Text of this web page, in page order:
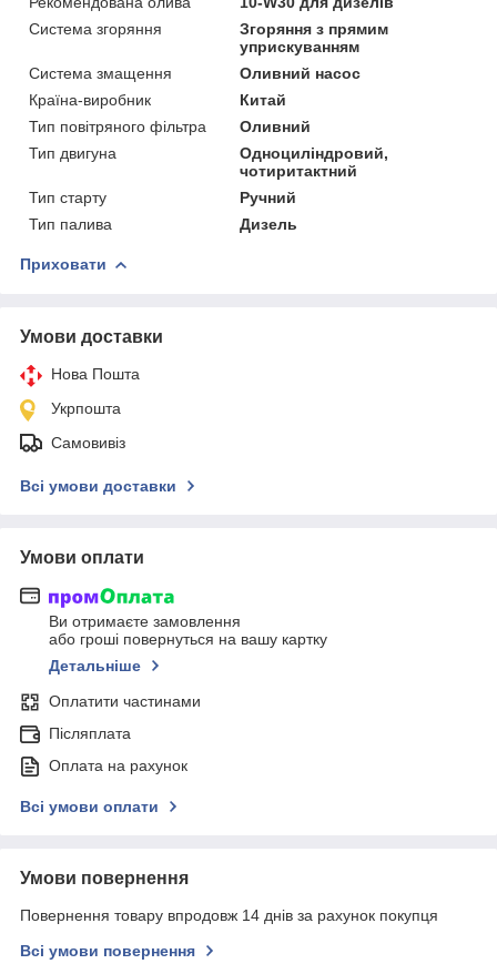
Система згоряння
Згоряння з прямим
уприскуванням
Система змащення
Оливний насос
Країна-виробник
Китай
Тип повітряного фільтра
Оливний
Тип двигуна
Одноциліндровий,
чотиритактний
Тип старту
Ручний
Тип палива
Дизель
Приховати
Умови доставки
Нова Пошта
Укрпошта
Самовивіз
Всі умови доставки
Умови оплати
Ви отримаєте замовлення
або гроші повернуться на вашу картку
Детальніше
Оплатити частинами
Післяплата
Оплата на рахунок
Всі умови оплати
Умови повернення
Повернення товару впродовж 14 днів за рахунок покупця
Всі умови повернення